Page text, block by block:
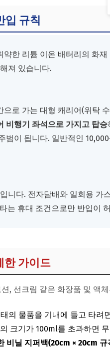
입 규칙
한 리튬 이온 배터리의 화
져 있습니다.
로 가는 대형 캐리어(위탁
비행기 좌석으로 가지고 탑승
이 됩니다. 일반적인
니다. 전자담배와 일회용 가
는 휴대 조건으로만 반입이
한 가이드
, 선크림 같은 화장품 및 액
의 물품을 기내에 들고 타려
크기가 100ml를 초과하면
비닐 지퍼백(20cm × 20cm 규